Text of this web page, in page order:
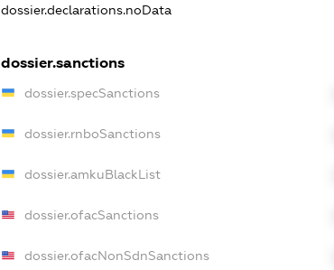
dossier.declarations.noData
dossier.sanctions
dossier.specSanctions
dossier.rnboSanctions
dossier.amkuBlackList
dossier.ofacSanctions
dossier.ofacNonSdnSanctions